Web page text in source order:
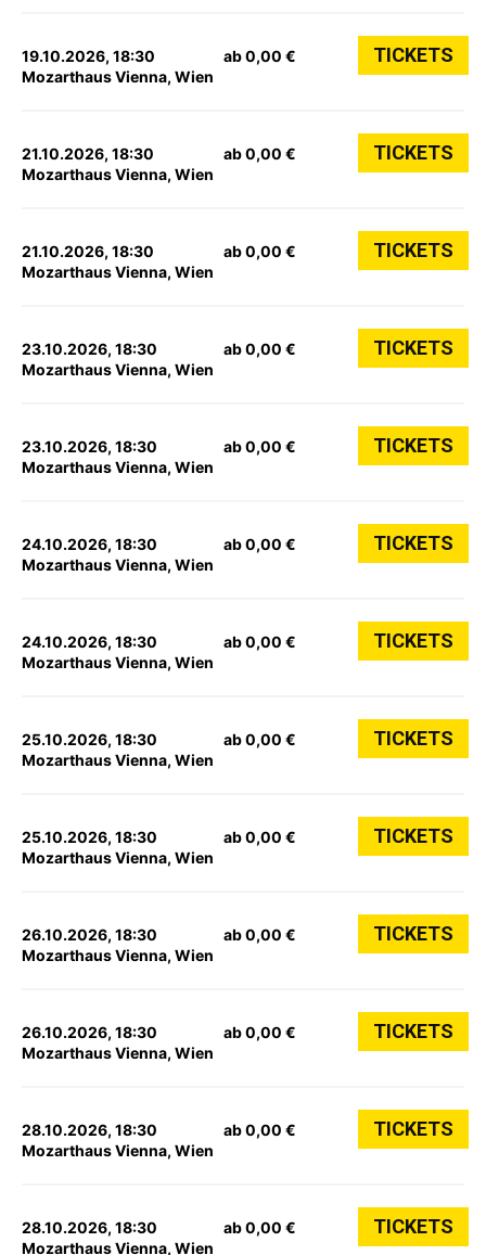
19.10.2026, 18:30
Mozarthaus Vienna, Wien
ab 0,00 € TICKETS
21.10.2026, 18:30
Mozarthaus Vienna, Wien
ab 0,00 € TICKETS
21.10.2026, 18:30
Mozarthaus Vienna, Wien
ab 0,00 € TICKETS
23.10.2026, 18:30
Mozarthaus Vienna, Wien
ab 0,00 € TICKETS
23.10.2026, 18:30
Mozarthaus Vienna, Wien
ab 0,00 € TICKETS
24.10.2026, 18:30
Mozarthaus Vienna, Wien
ab 0,00 € TICKETS
24.10.2026, 18:30
Mozarthaus Vienna, Wien
ab 0,00 € TICKETS
25.10.2026, 18:30
Mozarthaus Vienna, Wien
ab 0,00 € TICKETS
25.10.2026, 18:30
Mozarthaus Vienna, Wien
ab 0,00 € TICKETS
26.10.2026, 18:30
Mozarthaus Vienna, Wien
ab 0,00 € TICKETS
26.10.2026, 18:30
Mozarthaus Vienna, Wien
ab 0,00 € TICKETS
28.10.2026, 18:30
Mozarthaus Vienna, Wien
ab 0,00 € TICKETS
28.10.2026, 18:30
Mozarthaus Vienna, Wien
ab 0,00 € TICKETS